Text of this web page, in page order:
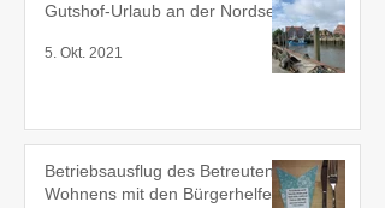
Gutshof-Urlaub an der Nordsee
5. Okt. 2021
Betriebsausflug des Betreuten
Wohnens mit den Bürgerhelfern